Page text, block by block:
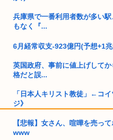
兵庫県で一番利用者数が多い
もなく『...
6月経常収支-923億円(予想+1
英国政府、事前に値上げして
格だと誤...
「日本人キリスト教徒」←コ
ジ》
ドイツ、熱中症で10,000人以
年...
【悲報】女さん、喧嘩を売っ
www